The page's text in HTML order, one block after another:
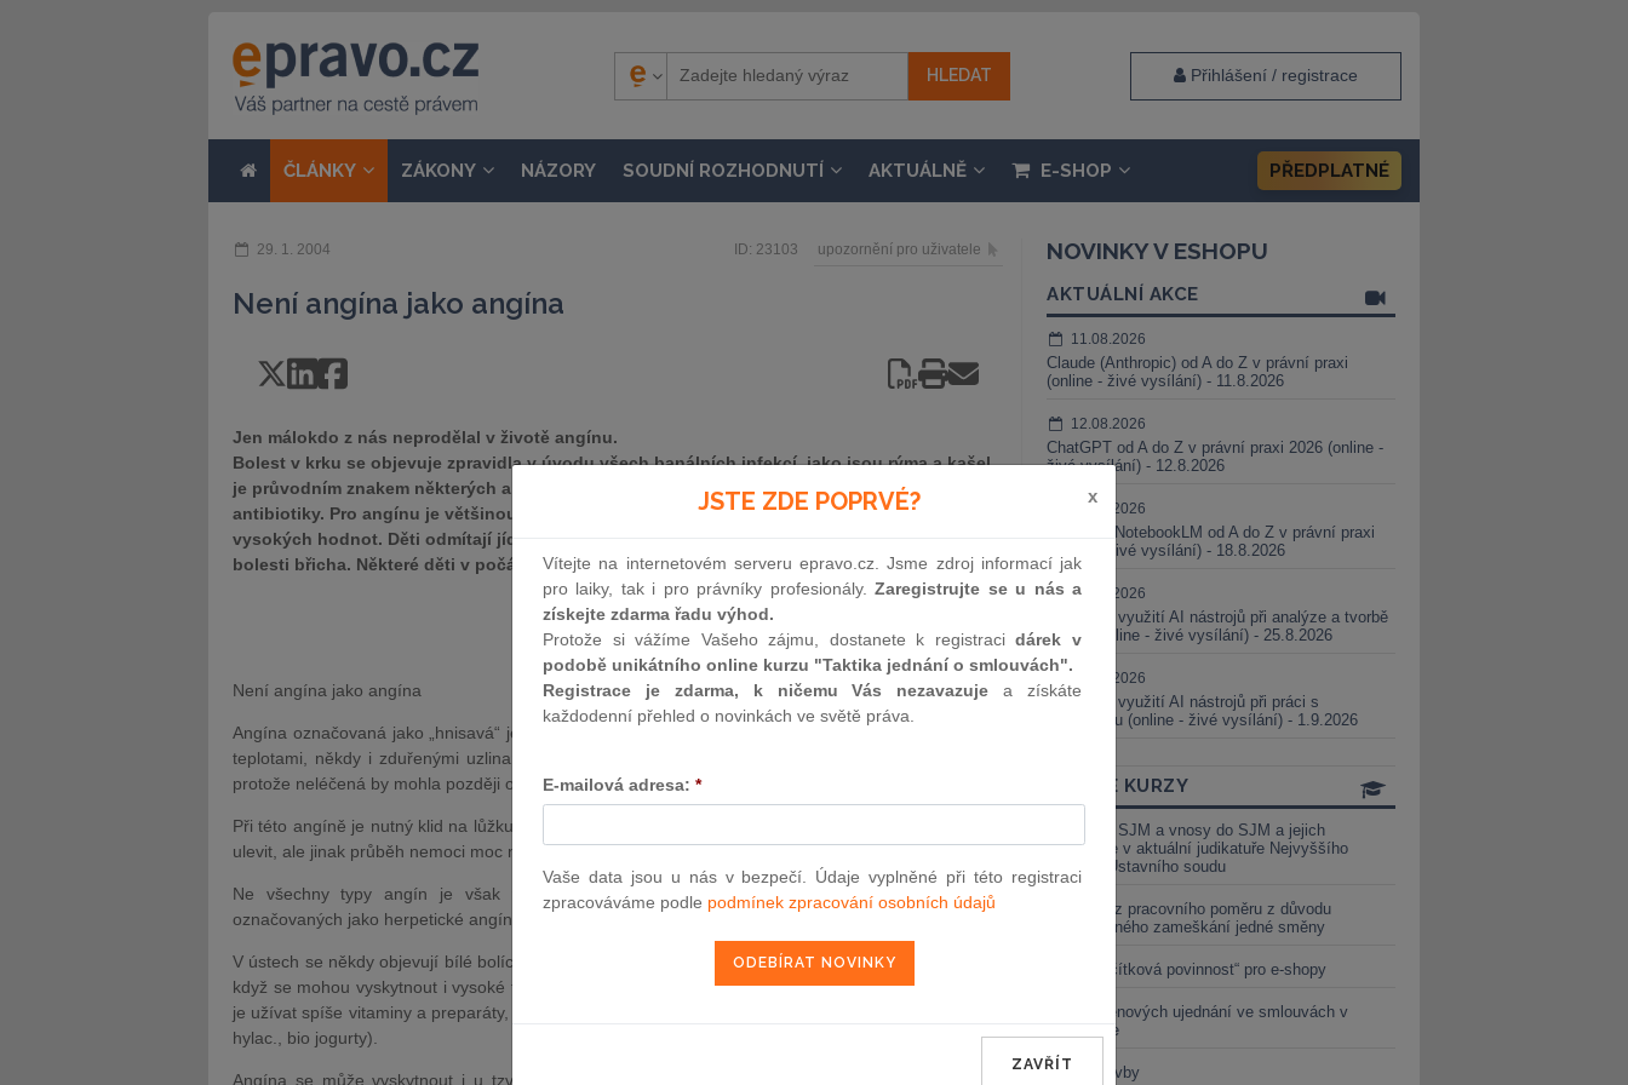
Přihlášení / registrace
ČLÁNKY ZÁKONY NÁZORY SOUDNÍ ROZHODNUTÍ AKTUÁLNĚ E-SHOP PŘEDPLATNÉ
29. 1. 2004 ID: 23103 upozornění pro uživatele
Není angína jako angína
Jen málokdo z nás neprodělal v životě angínu.
Bolest v krku se objevuje zpravidla v úvodu všech banálních infekcí, jako jsou rýma a kašel,
je průvodním znakem některých alergií apod. Každou bolest v krku ovšem není nutné léčit
antibiotiky. Pro angínu je většinou charakteristický vzestup teplot, které nabývají poměrně
vysokých hodnot. Děti odmítají jídlo, někdy i pití, jsou mrzuté, plačtivé, někdy si stěžují i na
bolesti břicha. Některé děti v počátku rozvoje onemocnění zvracejí.
Není angína jako angína
Angína označovaná jako „hnisavá“ je charakteristická bílými povlaky na krčních mandlích, vysokými
teplotami, někdy i zduřenými uzlinami pod čelistmi. Hnisavá angína se musí vždy léčit antibiotiky,
protože neléčená by mohla později ohrozit další orgány, např. srdce a ledviny.
Při této angíně je nutný klid na lůžku a dostatečný přívod tekutin. Obklady na krk mohou subjektivně
ulevit, ale jinak průběh nemoci moc neovlivňují.
Ne všechny typy angín je však nutné léčit antibiotiky. Vyskytují se i formy virových angín,
označovaných jako herpetické angíny, které odezní spontánně samy.
V ústech se někdy objevují bílé bolící útvary označované jako afty. Mohou se objevit i na mandlích. I
když se mohou vyskytnout i vysoké teploty, není v těchto případech léčba antibiotiky nutná. Vhodné
je užívat spíše vitaminy a preparáty, které nastolují pocit rovnováhy v zažívacím traktu (Lactobacillus
hylac., bio jogurty).
Angína se může vyskytnout i u tzv. mononukleózy – tato choroba však bývá provázena i jinými
NOVINKY V ESHOPU
AKTUÁLNÍ AKCE
11.08.2026
Claude (Anthropic) od A do Z v právní praxi
(online - živé vysílání) - 11.8.2026
12.08.2026
ChatGPT od A do Z v právní praxi 2026 (online -
živé vysílání) - 12.8.2026
18.08.2026
Gemini a NotebookLM od A do Z v právní praxi
(online - živé vysílání) - 18.8.2026
25.08.2026
Praktické využití AI nástrojů při analýze a tvorbě
smluv (online - živé vysílání) - 25.8.2026
01.09.2026
Praktické využití AI nástrojů při práci s
judikaturou (online - živé vysílání) - 1.9.2026
ONLINE KURZY
Vnosy ze SJM a vnosy do SJM a jejich
valorizace v aktuální judikatuře Nejvyššího
soudu a Ústavního soudu
Výpověď z pracovního poměru z důvodu
neomluveného zameškání jedné směny
Nová „tlačítková povinnost“ pro e-shopy
Změna cenových ujednání ve smlouvách v
energetice
Černé stavby
JSTE ZDE POPRVÉ? x
Vítejte na internetovém serveru epravo.cz. Jsme zdroj informací jak
pro laiky, tak i pro právníky profesionály.Zaregistrujte se u nás a
získejte zdarma řadu výhod.
Protože si vážíme Vašeho zájmu, dostanete k registracidárek v
podobě unikátního online kurzu "Taktika jednání o smlouvách".
Registrace je zdarma, k ničemu Vás nezavazuje a získáte
každodenní přehled o novinkách ve světě práva.
E-mailová adresa: *
Vaše data jsou u nás v bezpečí. Údaje vyplněné při této registraci
zpracováváme podle podmínek zpracování osobních údajů
ZAVŘÍT